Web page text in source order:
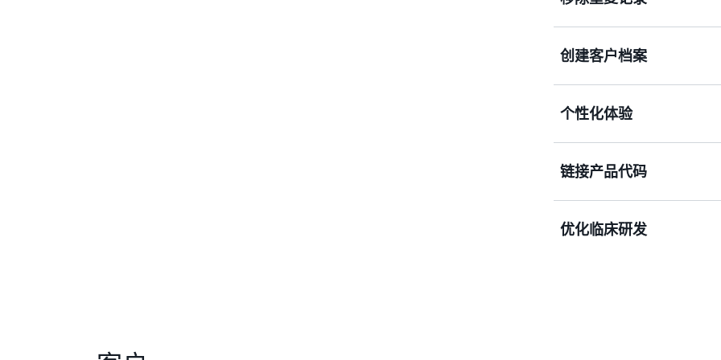
准备，并改善业务成果。
创建客户档案
单个配置文件，以生成见解
个性化体验
统一的见解，提供更相关的
链接产品代码
将 SKU、UPC 或专有商品
优化临床研发